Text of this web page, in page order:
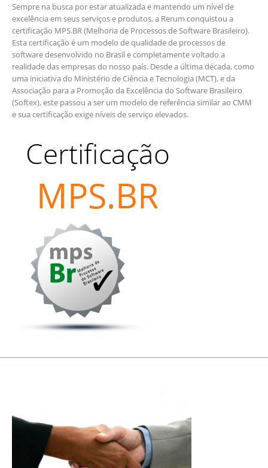
Sempre na busca por estar atualizada e mantendo um nível de
excelência em seus serviços e produtos, a Rerum conquistou a
certificação MPS.BR (Melhoria de Processos de Software Brasileiro).
Esta certificação é um modelo de qualidade de processos de
software desenvolvido no Brasil e completamente voltado a
realidade das empresas do nosso país. Desde a última década, como
uma iniciativa do Ministério de Ciência e Tecnologia (MCT), e da
Associação para a Promoção da Excelência do Software Brasileiro
(Softex), este passou a ser um modelo de referência similar ao CMM
e sua certificação exige níveis de serviço elevados.